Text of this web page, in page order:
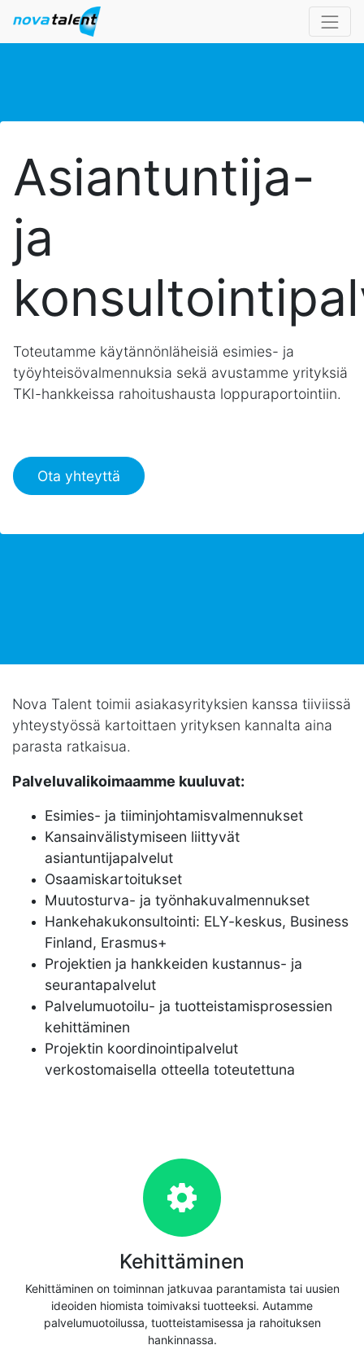
Asiantuntija-
ja
Toteutamme käytännönläheisiä esimies- ja
työyhteisövalmennuksia sekä avustamme yrityksiä
TKI-hankkeissa rahoitushausta loppuraportointiin.
Ota yhteyttä
Nova Talent toimii asiakasyrityksien kanssa tiiviissä
yhteystyössä kartoittaen yrityksen kannalta aina
parasta ratkaisua.
Palveluvalikoimaamme kuuluvat:
Esimies- ja tiiminjohtamisvalmennukset
Kansainvälistymiseen liittyvät
asiantuntijapalvelut
Osaamiskartoitukset
Muutosturva- ja työnhakuvalmennukset
Hankehakukonsultointi: ELY-keskus, Business
Finland, Erasmus+
Projektien ja hankkeiden kustannus- ja
seurantapalvelut
Palvelumuotoilu- ja tuotteistamisprosessien
kehittäminen
Projektin koordinointipalvelut
verkostomaisella otteella toteutettuna
Kehittäminen
Kehittäminen on toiminnan jatkuvaa parantamista tai uusien
ideoiden hiomista toimivaksi tuotteeksi. Autamme
palvelumuotoilussa, tuotteistamisessa ja rahoituksen
hankinnassa.